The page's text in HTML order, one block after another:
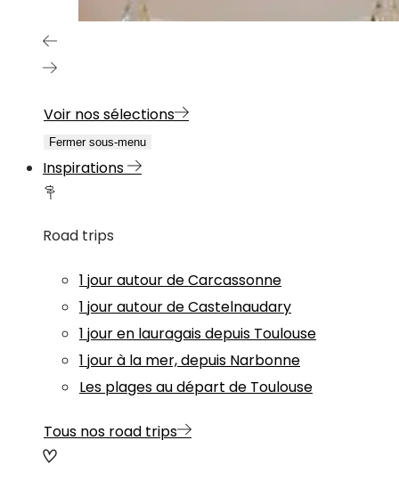
Voir nos sélections
Fermer sous-menu
Inspirations
Road trips
1 jour autour de Carcassonne
1 jour autour de Castelnaudary
1 jour en lauragais depuis Toulouse
1 jour à la mer, depuis Narbonne
Les plages au départ de Toulouse
Tous nos road trips